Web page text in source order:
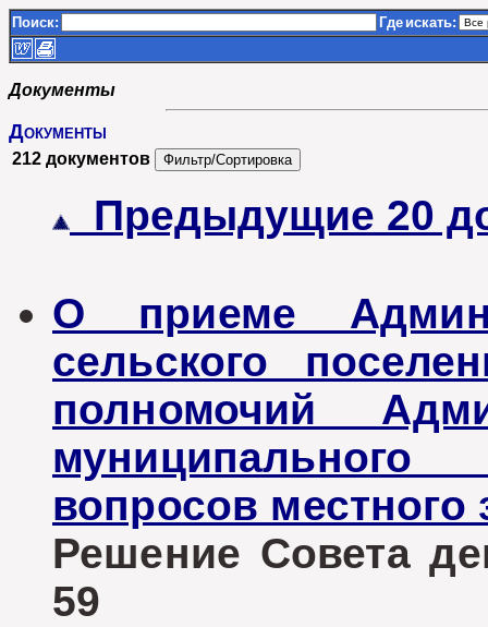
Поиск: Где искать:
Документы
Документы
212 документов
Предыдущие 20
О приеме
сельского
полномочий
вопросов местного
Решение Совета
59